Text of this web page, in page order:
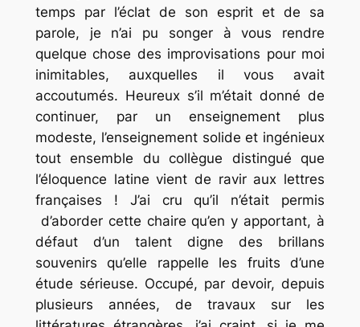
temps par l’éclat de son esprit et de sa
parole, je n’ai pu songer à vous rendre
quelque chose des improvisations pour moi
inimitables, auxquelles il vous avait
accoutumés. Heureux s’il m’était donné de
continuer, par un enseignement plus
modeste, l’enseignement solide et ingénieux
tout ensemble du collègue distingué que
l’éloquence latine vient de ravir aux lettres
françaises ! J’ai cru qu’il n’était permis
d’aborder cette chaire qu’en y apportant, à
défaut d’un talent digne des brillans
souvenirs qu’elle rappelle les fruits d’une
étude sérieuse. Occupé, par devoir, depuis
plusieurs années, de travaux sur les